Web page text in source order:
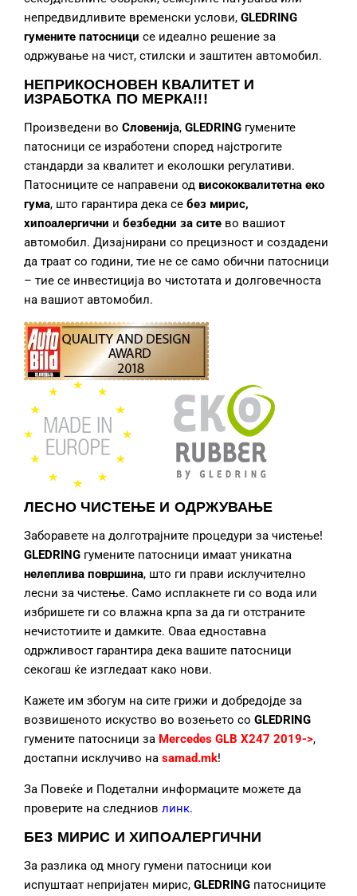
непредвидливите временски услови, GLEDRING
гумените патосници се идеално решение за
одржување на чист, стилски и заштитен автомобил.
НЕПРИКОСНОВЕН КВАЛИТЕТ И
ИЗРАБОТКА ПО МЕРКА!!!
Произведени во Словенија, GLEDRING гумените
патосници се изработени според најстрогите
стандарди за квалитет и еколошки регулативи.
Патосниците се направени од висококвалитетна еко
гума, што гарантира дека се без мирис,
хипоалергични и безбедни за сите во вашиот
автомобил. Дизајнирани со прецизност и создадени
да траат со години, тие не се само обични патосници
– тие се инвестиција во чистотата и долговечноста
на вашиот автомобил.
ЛЕСНО ЧИСТЕЊЕ И ОДРЖУВАЊЕ
Заборавете на долготрајните процедури за чистење!
GLEDRING гумените патосници имаат уникатна
нелеплива површина, што ги прави исклучително
лесни за чистење. Само исплакнете ги со вода или
избришете ги со влажна крпа за да ги отстраните
нечистотиите и дамките. Оваа едноставна
одржливост гарантира дека вашите патосници
секогаш ќе изгледаат како нови.
Кажете им збогум на сите грижи и добредојде за
возвишеното искуство во возењето со GLEDRING
гумените патосници за Mercedes GLB X247 2019->,
достапни исклучиво на samad.mk!
За Повеќе и Подетални информаците можете да
проверите на следниов линк.
БЕЗ МИРИС И ХИПОАЛЕРГИЧНИ
За разлика од многу гумени патосници кои
испуштаат непријатен мирис, GLEDRING патосниците